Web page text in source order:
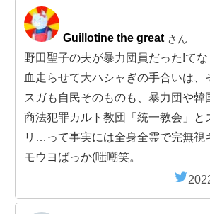
Guillotine the great さん
野田聖子の夫が暴力団員だった!て
血走らせて大ハシャぎの手合いは、
スガも自民そのものも、暴力団や韓
商法犯罪カルト教団「統一教会」と
リ…って事実には全身全霊で完無視
モウヨばっか(嗤嘲笑。